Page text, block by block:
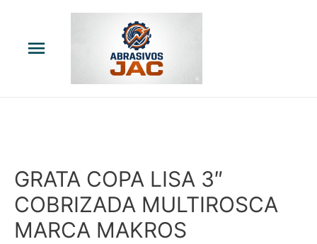
Menú
principal
GRATA COPA LISA 3″
COBRIZADA MULTIROSCA
MARCA MAKROS